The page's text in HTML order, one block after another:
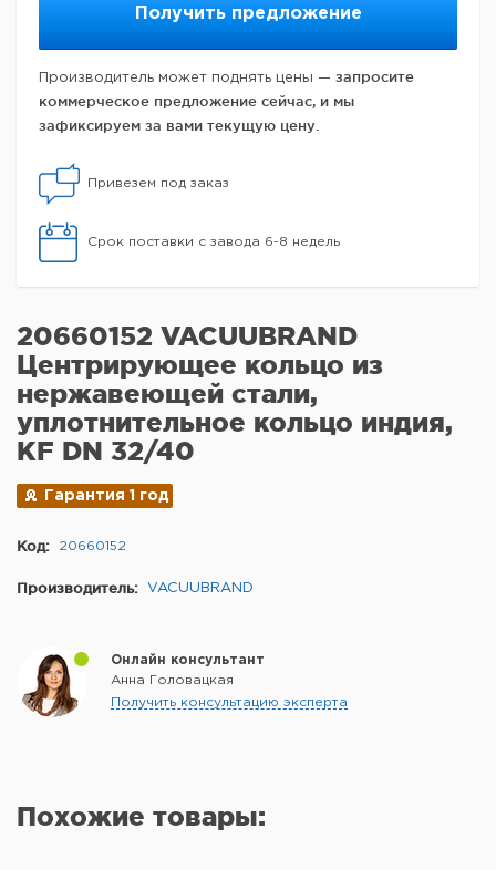
Получить предложение
Производитель может поднять цены — запросите
коммерческое предложение сейчас, и мы
зафиксируем за вами текущую цену.
Привезем под заказ
Срок поставки с завода 6-8 недель
20660152 VACUUBRAND
Центрирующее кольцо из
нержавеющей стали,
уплотнительное кольцо индия,
KF DN 32/40
Гарантия 1 год
Код: 20660152
Производитель: VACUUBRAND
Онлайн консультант
Анна Головацкая
Получить консультацию эксперта
Похожие товары: